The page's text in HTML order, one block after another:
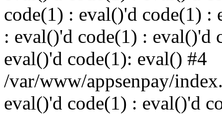
code(1) : eval()'d code(1) :
: eval()'d code(1) : eval()'d
eval()'d code(1): eval() #4
/var/www/appsenpay/
eval()'d code(1) : eval()'d